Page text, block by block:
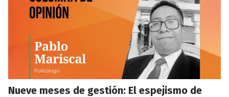
Nueve meses de gestión: El espejismo de